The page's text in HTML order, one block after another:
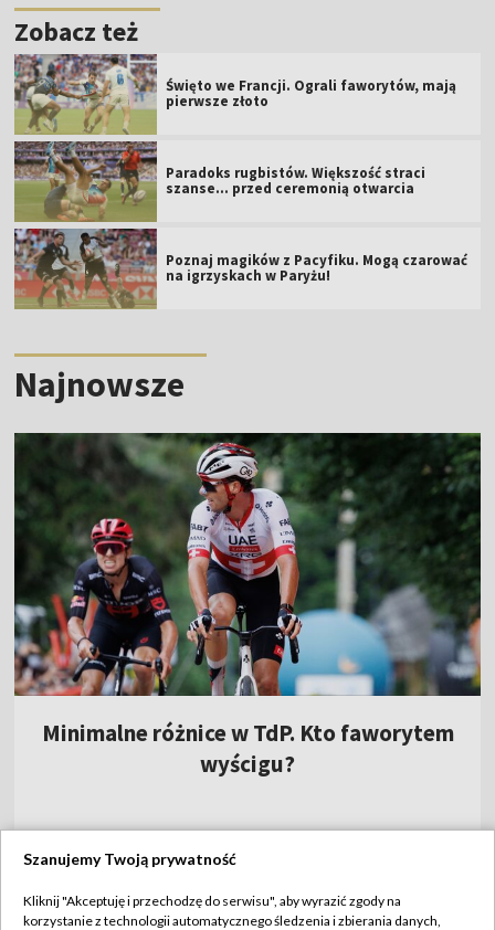
#REPREZENTACJA POLSKI RUGBY
#PARYŻ 2024
Zobacz też
pierwsze złoto
Paradoks rugbistów. Większość straci
szanse... przed ceremonią otwarcia
Poznaj magików z Pacyfiku. Mogą czarować
na igrzyskach w Paryżu!
Najnowsze
Szanujemy Twoją prywatność
Kliknij "Akceptuję i przechodzę do serwisu", aby wyrazić zgody na
korzystanie z technologii automatycznego śledzenia i zbierania danych,